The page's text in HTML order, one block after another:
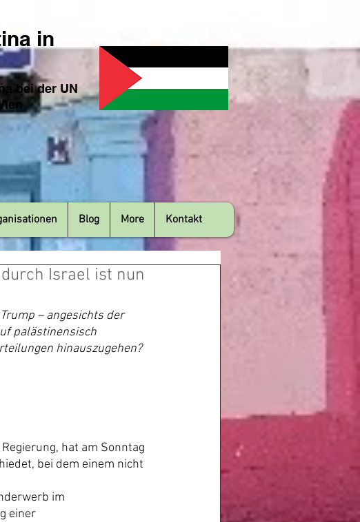
in
bei der UN
Israel ist nun
– angesichts der
palästinensisch
hinauszugehen?
hat am Sonntag
bei dem einem nicht
im
einer
Blog More Kontakt